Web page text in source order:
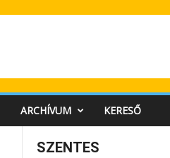
ARCHÍVUM KERESŐ
SZENTES